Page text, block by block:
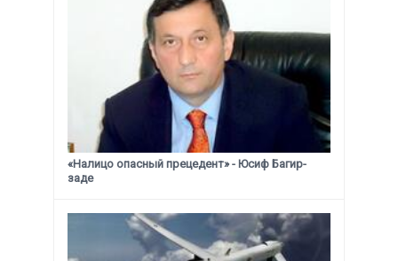
«Налицо опасный прецедент» - Юсиф Багир-
заде